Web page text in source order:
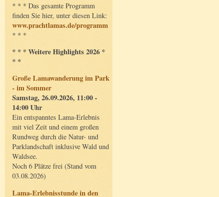
* * * Das gesamte Programm
finden Sie hier, unter diesen Link:
www.prachtlamas.de/programm
* * *
* * * Weitere Highlights 2026 *
* *
Große Lamawanderung im Park
- im Sommer
Samstag, 26.09.2026, 11:00 -
14:00 Uhr
Ein entspanntes Lama-Erlebnis
mit viel Zeit und einem großen
Rundweg durch die Natur- und
Parklandschaft inklusive Wald und
Waldsee.
Noch 6 Plätze frei (Stand vom
03.08.2026)
Lama-Erlebnisstunde in den